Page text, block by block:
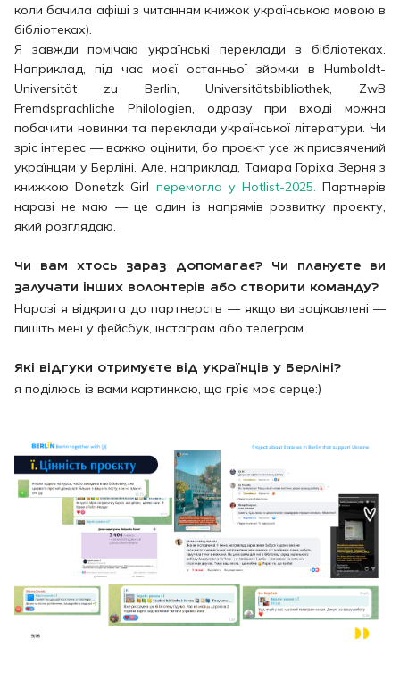
коли бачила афіші з читанням книжок українською мовою в
бібліотеках).
Я завжди помічаю українські переклади в бібліотеках.
Наприклад, під час моєї останньої зйомки в Humboldt-
Universität zu Berlin, Universitätsbibliothek, ZwB
Fremdsprachliche Philologien, одразу при вході можна
побачити новинки та переклади української літератури. Чи
зріс інтерес — важко оцінити, бо проєкт усе ж присвячений
українцям у Берліні. Але, наприклад, Тамара Горіха Зерня з
книжкою Donetzk Girl перемогла у Hotlist-2025.
Партнерів
наразі не маю — це один із напрямів розвитку проєкту,
який розглядаю.
Чи вам хтось зараз допомагає? Чи плануєте ви
залучати інших волонтерів або створити команду?
Наразі я відкрита до партнерств — якщо ви зацікавлені —
пишіть мені у фейсбук, інстаграм або телеграм.
Які відгуки отримуєте від українців у Берліні?
я поділюсь із вами картинкою, що гріє моє серце:)